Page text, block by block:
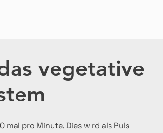
vegetative
mal pro Minute. Dies wird als Puls